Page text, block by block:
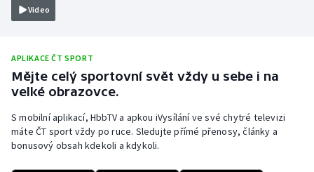
Plážový volejbal
Ragby
Rychlobruslení
Video
APLIKACE ČT SPORT
Mějte celý sportovní svět vždy u sebe i na
velké obrazovce.
S mobilní aplikací, HbbTV a apkou iVysílání ve své chytré televizi
máte ČT sport vždy po ruce. Sledujte přímé přenosy, články a
bonusový obsah kdekoli a kdykoli.